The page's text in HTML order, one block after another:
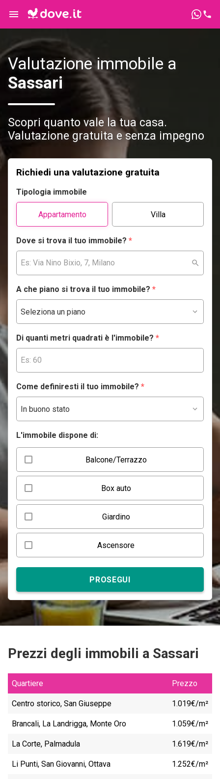
Valutazione immobile a
Sassari
Scopri quanto vale la tua casa.
Valutazione gratuita e senza impegno
Richiedi una valutazione gratuita
Tipologia immobile
Appartamento Villa
Dove si trova il tuo immobile? *
A che piano si trova il tuo immobile? *
Di quanti metri quadrati è l'immobile? *
Come definiresti il tuo immobile? *
L'immobile dispone di:
Balcone/Terrazzo
Box auto
Giardino
Ascensore
PROSEGUI
Prezzi degli immobili a Sassari
Quartiere Prezzo
Centro storico, San Giuseppe 1.019€/m²
Brancali, La Landrigga, Monte Oro 1.059€/m²
La Corte, Palmadula 1.619€/m²
Li Punti, San Giovanni, Ottava 1.252€/m²